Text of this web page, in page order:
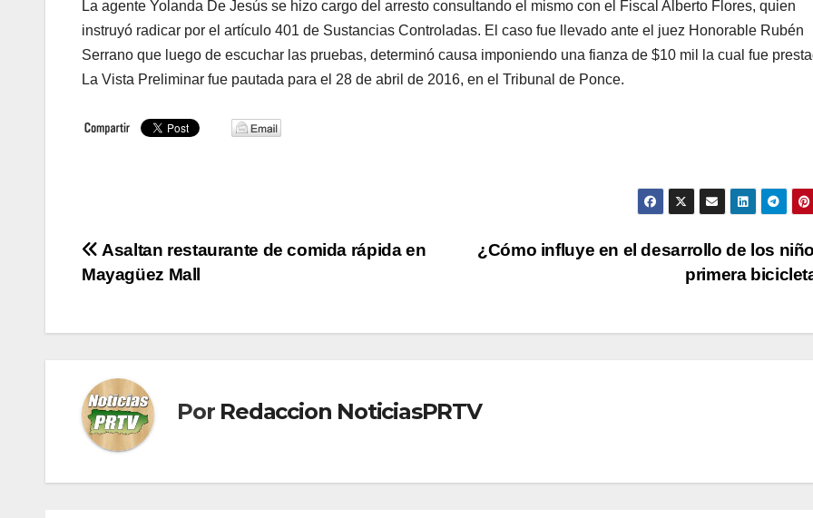
La agente Yolanda De Jesús se hizo cargo del arresto consultando el mismo con el Fiscal Alberto Flores, quien
instruyó radicar por el artículo 401 de Sustancias Controladas. El caso fue llevado ante el juez Honorable Rubén
Serrano que luego de escuchar las pruebas, determinó causa imponiendo una fianza de $10 mil la cual fue
La Vista Preliminar fue pautada para el 28 de abril de 2016, en el Tribunal de Ponce.
Navegación
de
entradas
¿Cómo influye en el desarrollo de los
primera
Asaltan restaurante de comida rápida en
Mayagüez Mall
Por Redaccion NoticiasPRTV